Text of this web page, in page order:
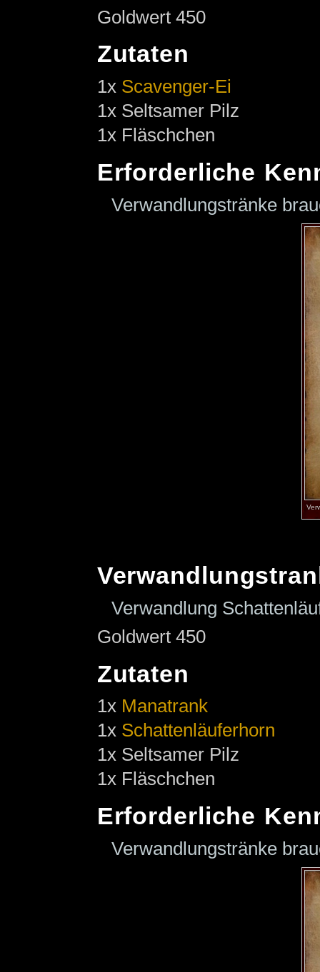
Goldwert 450
Zutaten
1x Scavenger-Ei
1x Seltsamer Pilz
1x Fläschchen
Erforderliche
Verwandlungstränke
Verwandlung
Goldwert 450
Zutaten
1x Manatrank
1x Schattenläuferhorn
1x Seltsamer Pilz
1x Fläschchen
Erforderliche
Verwandlungstränke